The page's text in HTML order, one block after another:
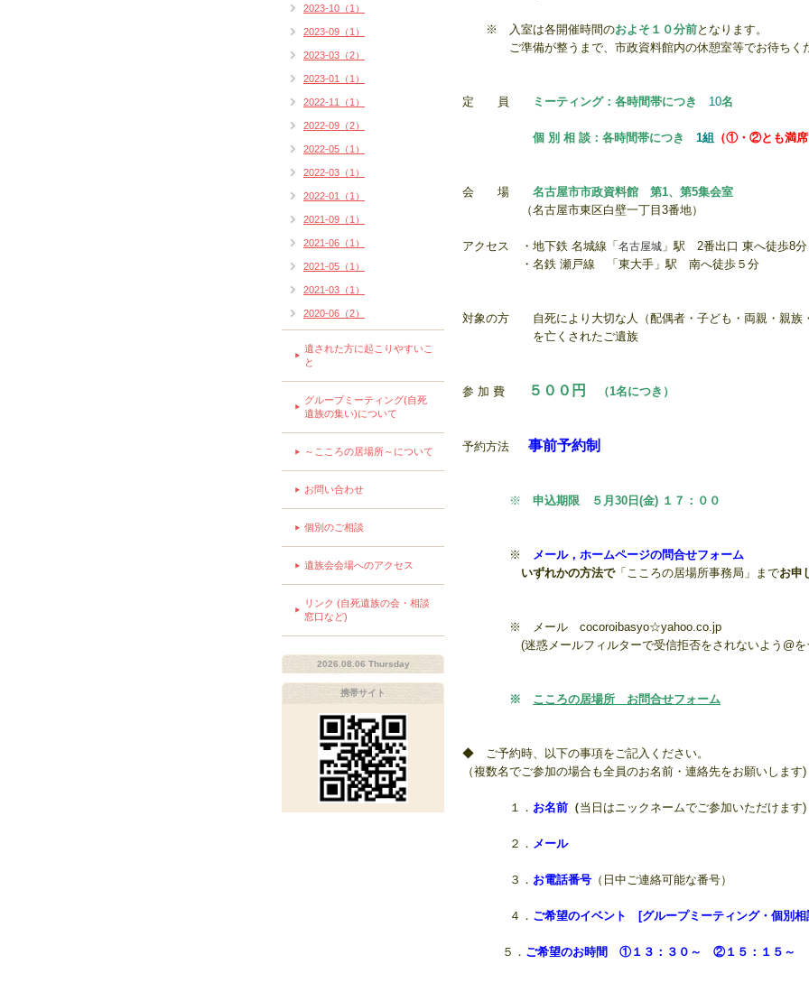
※ 入室は各開催時間のおよそ１０分前となります。
ご準備が整うまで、市政資料館内の休憩室等でお待ちくだ
定 員 ミーティング：各時間帯につき 10名
個 別 相 談：各時間帯につき 1組 （①・②とも満席
会 場
名古屋市市政資料館 第1、第5集会室
（名古屋市東区白壁一丁目3番地）
アクセス ・地下鉄 名城線「 名古屋城 」駅 2番出口 東へ徒歩8分
・名鉄 瀬戸線 「東大手」駅 南へ徒歩５分
対象の方 自死により大切な人（配偶者・子ども・両親・親族
を亡くされたご遺族
参 加 費 ５００円 （1名につき）
予約方法 事前予約制
※ 申込期限 ５月30 日(金) １７：００
※ メール，ホームページの問合せフォーム
いずれかの方法で「こころの居場所事務局」までお申
※
メール cocoroibasyo☆yahoo.co.jp
(迷惑メールフィルターで受信拒否をされないよう@を☆
※ こころの居場所 お問合せフォーム
◆ ご予約時、以下の事項をご記入ください。
（複数名でご参加の場合も全員のお名前・連絡先をお願いします)
１． お名前 （当日はニックネームでご参加いただけます)
２． メール
３． お電話番号 （日中ご連絡可能な番号）
４． ご希望のイベント [グループミーティング・個別相
５． ご希望のお時間 ①１３：３０～ ②１５：１５～
2023-10（1）
2023-09（1）
2023-03（2）
2023-01（1）
2022-11（1）
2022-09（2）
2022-05（1）
2022-03（1）
2022-01（1）
2021-09（1）
2021-06（1）
2021-05（1）
2021-03（1）
2020-06（2）
遺された方に起こりやすいこ
と
グループミーティング(自死
遺族の集い)について
～こころの居場所～について
お問い合わせ
個別のご相談
遺族会会場へのアクセス
リンク (自死遺族の会・相談
窓口など)
2026.08.06 Thursday
携帯サイト